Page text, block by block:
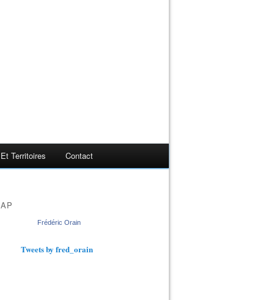
Territoires Contact
Frédéric Orain
Tweets by fred_orain